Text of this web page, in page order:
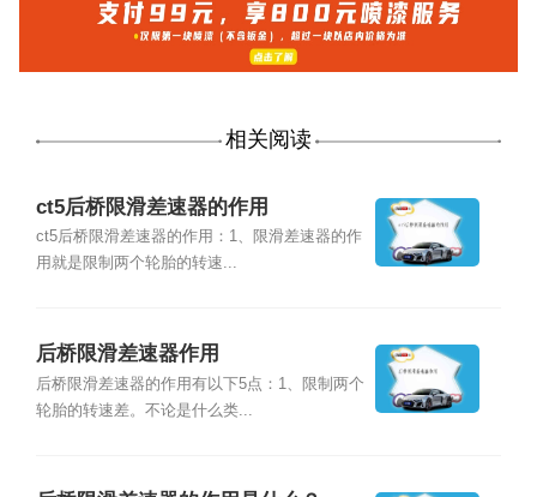
相关阅读
ct5后桥限滑差速器的作用
ct5后桥限滑差速器的作用：1、限滑差速器的作
用就是限制两个轮胎的转速...
后桥限滑差速器作用
后桥限滑差速器的作用有以下5点：1、限制两个
轮胎的转速差。不论是什么类...